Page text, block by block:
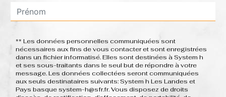
** Les données personnelles communiquées sont
nécessaires aux fins de vous contacter et sont enregistrées
dans un fichier informatisé. Elles sont destinées à System h
et ses sous-traitants dans le seul but de répondre à votre
message. Les données collectées seront communiquées
aux seuls destinataires suivants: System h Les Landes et
Pays basque system-h@sfr.fr. Vous disposez de droits